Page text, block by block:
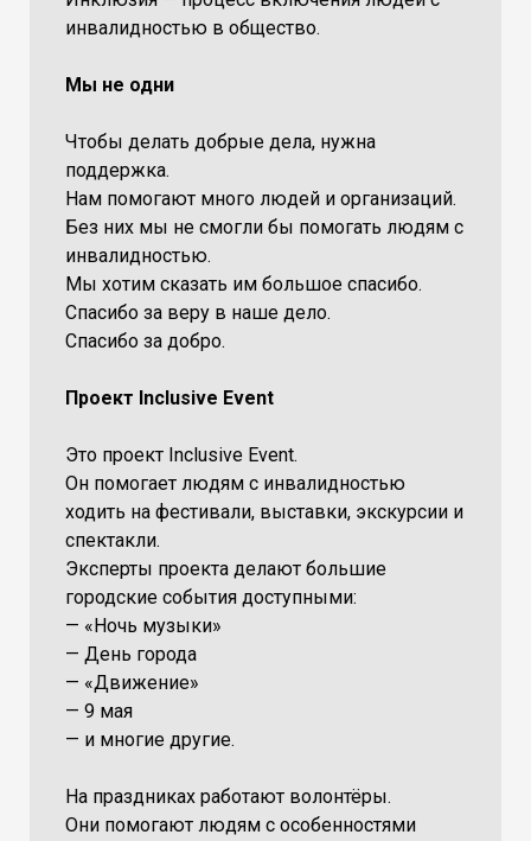
инвалидностью в общество.
Мы не одни
Чтобы делать добрые дела, нужна
поддержка.
Нам помогают много людей и организаций.
Без них мы не смогли бы помогать людям с
инвалидностью.
Мы хотим сказать им большое спасибо.
Спасибо за веру в наше дело.
Спасибо за добро.
Проект Inclusive Event
Это проект Inclusive Event.
Он помогает людям с инвалидностью
ходить на фестивали, выставки, экскурсии и
спектакли.
Эксперты проекта делают большие
городские события доступными:
— «Ночь музыки»
— День города
— «Движение»
— 9 мая
— и многие другие.
На праздниках работают волонтёры.
Они помогают людям с особенностями